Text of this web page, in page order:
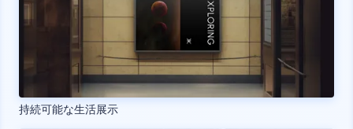
持続可能な生活展示